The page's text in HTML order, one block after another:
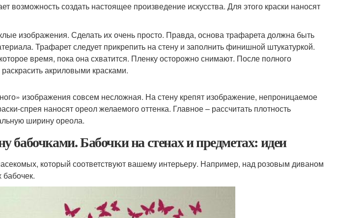
возможность создать настоящее произведение искусства. Для этого краски наносят
изображения. Сделать их очень просто. Правда, основа трафарета должна быть
Трафарет следует прикрепить на стену и заполнить финишной штукатуркой.
время, пока она схватится. Пленку осторожно снимают. После полного
акриловыми красками.
изображения совсем несложная. На стену крепят изображение, непроницаемое
спрея наносят ореол желаемого оттенка. Главное – рассчитать плотность
ширину ореола.
бабочками. Бабочки на стенах и предметах: идеи
который соответствуют вашему интерьеру. Например, над розовым диваном